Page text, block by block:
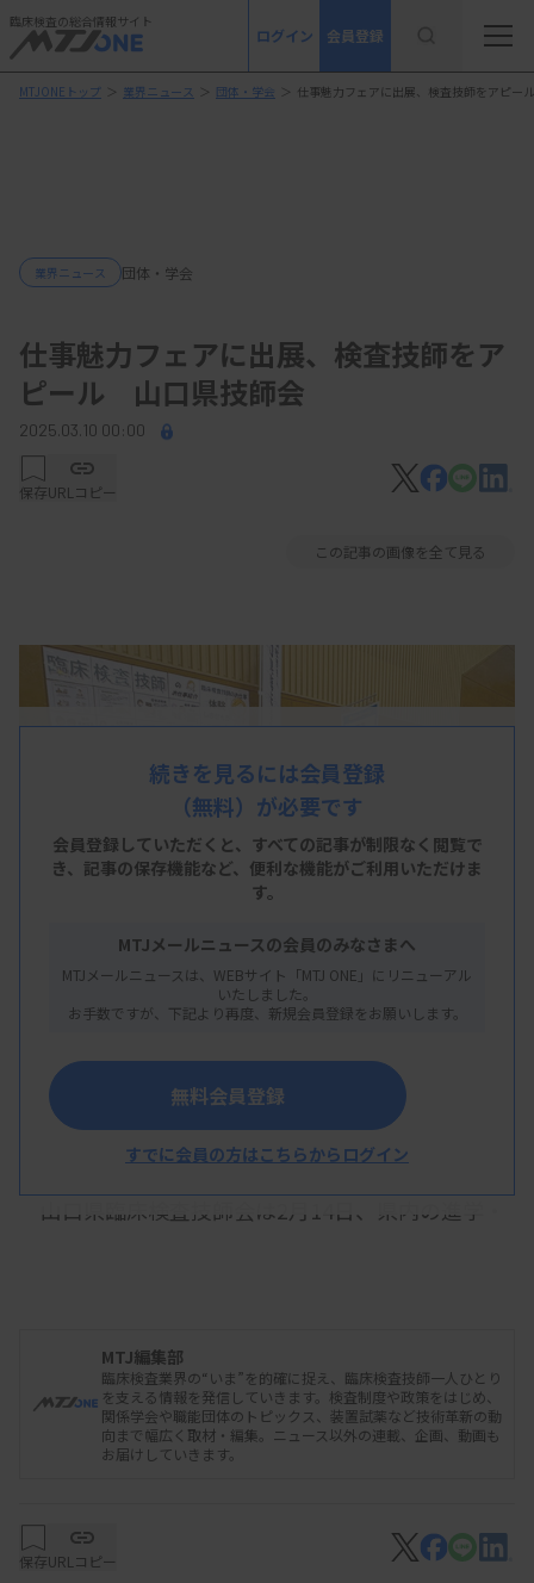
臨床検査の総合情報サイト
ログイン 会員登録
MTJONEトップ ＞ 業界ニュース ＞ 団体・学会 ＞ 仕事魅力フェアに出展、検査技師をアピ
業界ニュース 団体・学会
仕事魅力フェアに出展、検査技師をア
ピール 山口県技師会
2025.03.10 00:00
保存URLコピー
この記事の画像を全て見る
山口県技師会のブースの様子
山口県臨床検査技師会は2月14日、県内の進学・
100人が訪れ、顕微鏡や超音波検査を体験した。
山臨技担当者は、「多くの高校生が立ち寄ってく
検査技師をアピールするには良い機会」とコメント
している。
続きを見るには会員登録
（無料）が必要です
会員登録していただくと、すべての記事が制限なく閲覧で
き、 記事の保存機能など、便利な機能がご利用いただけま
す。
MTJメールニュースの会員のみなさまへ
MTJメールニュースは、WEBサイト「MTJ ONE」にリニューアル
いたしました。
お手数ですが、下記より再度、新規会員登録をお願いします。
無料会員登録
すでに会員の方はこちらからログイン
MTJ編集部
臨床検査業界の“いま”を的確に捉え、臨床検査技師一人ひとり
を支える情報を発信していきます。検査制度や政策をはじめ、
関係学会や職能団体のトピックス、装置試薬など技術革新の動
向まで幅広く取材・編集。ニュース以外の連載、企画、動画も
お届けしていきます。
保存URLコピー